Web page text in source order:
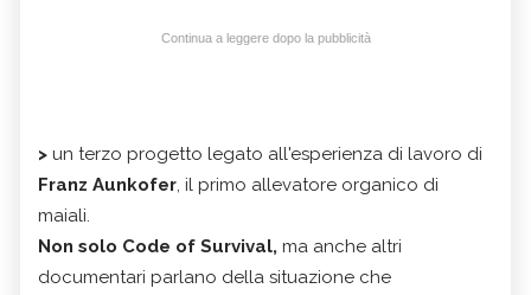
Continua a leggere dopo la pubblicità
> un terzo progetto legato all'esperienza di lavoro di
Franz Aunkofer, il primo allevatore organico di
maiali.
Non solo Code of Survival, ma anche altri
documentari parlano della situazione che